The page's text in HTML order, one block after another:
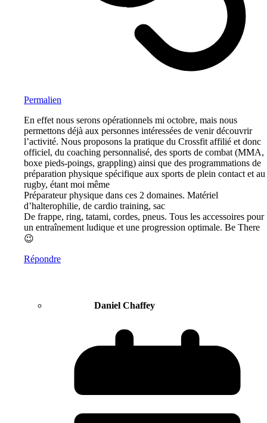
Permalien
En effet nous serons opérationnels mi octobre, mais nous
permettons déjà aux personnes intéressées de venir découvrir
l’activité. Nous proposons la pratique du Crossfit affilié et donc
officiel, du coaching personnalisé, des sports de combat (MMA,
boxe pieds-poings, grappling) ainsi que des programmations de
préparation physique spécifique aux sports de plein contact et au
rugby, étant moi même
Préparateur physique dans ces 2 domaines. Matériel
d’halterophilie, de cardio training, sac
De frappe, ring, tatami, cordes, pneus. Tous les accessoires pour
un entraînement ludique et une progression optimale. Be There
😉
Répondre
Daniel Chaffey